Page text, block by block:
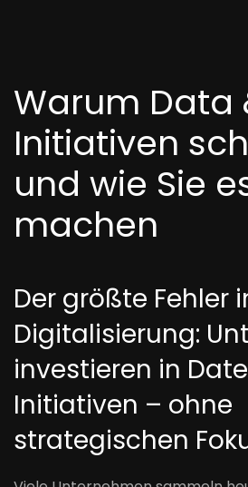
Warum Data
Initiativen
und wie Sie
machen
Der größte Fehler
Digitalisierung:
investieren in
Initiativen – ohne
strategischen